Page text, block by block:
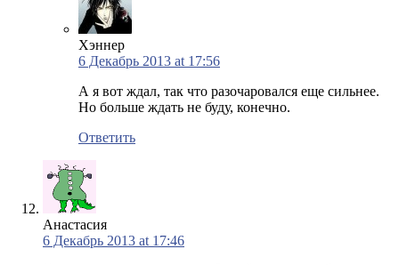
Хэннер
6 Декабрь 2013 at 17:56
А я вот ждал, так что разочаровался еще сильнее.
Но больше ждать не буду, конечно.
Ответить
Анастасия
6 Декабрь 2013 at 17:46